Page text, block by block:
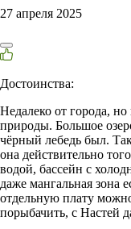
27 апреля 2025
Достоинства:
Недалеко от города,
природы. Большое
чёрный лебедь был.
она действительно
водой, бассейн с
даже мангальная зона
отдельную плату
порыбачить, с Настей